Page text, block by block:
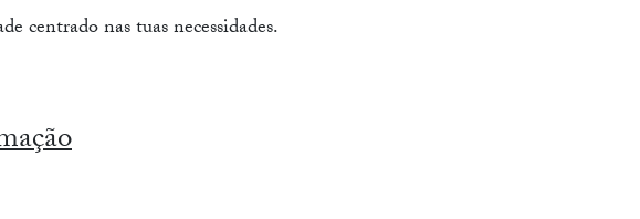
centrado nas tuas necessidades.